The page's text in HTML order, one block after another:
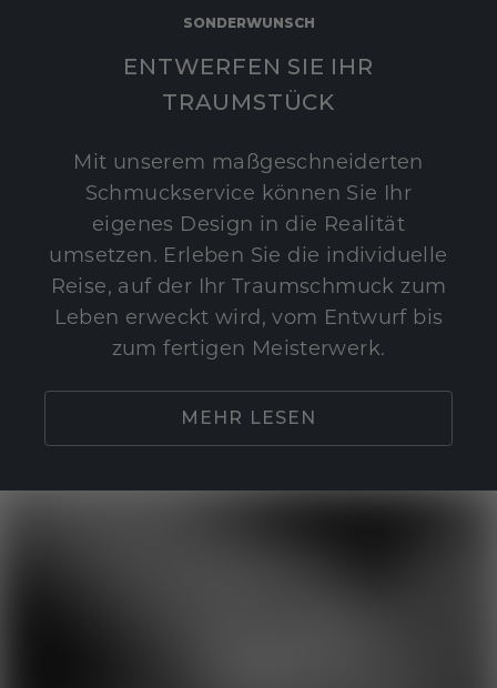
SONDERWUNSCH
ENTWERFEN SIE IHR
TRAUMSTÜCK
Mit unserem maßgeschneiderten
Schmuckservice können Sie Ihr
eigenes Design in die Realität
umsetzen. Erleben Sie die individuelle
Reise, auf der Ihr Traumschmuck zum
Leben erweckt wird, vom Entwurf bis
zum fertigen Meisterwerk.
MEHR LESEN